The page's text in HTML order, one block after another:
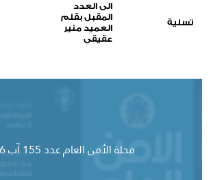
تسلية
الى العدد
المقبل بقلم
العميد منير
عقيقي
مجلة الأمن العام عدد 155 آب 2026